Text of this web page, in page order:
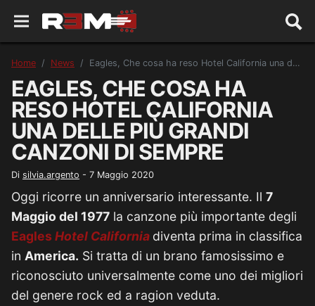
Home News Eagles, Che cosa ha reso Hotel California una delle più grandi canzoni di sempre
EAGLES, CHE COSA HA
RESO HOTEL CALIFORNIA
UNA DELLE PIÙ GRANDI
CANZONI DI SEMPRE
Di silvia.argento - 7 Maggio 2020
Oggi ricorre un anniversario interessante. Il 7
Maggio del 1977 la canzone più importante degli
Eagles Hotel California diventa prima in classifica
in America. Si tratta di un brano famosissimo e
riconosciuto universalmente come uno dei migliori
del genere rock ed a ragion veduta.